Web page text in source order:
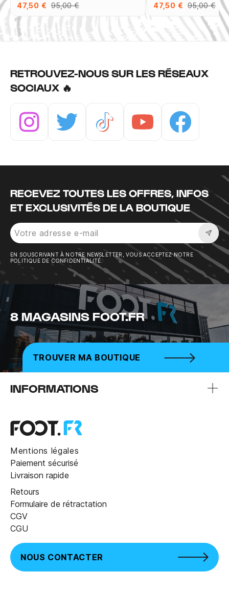
47,50 € 95,00 € 47,50 € 95,00 €
RETROUVEZ-NOUS SUR LES RÉSEAUX
SOCIAUX 🔥
RECEVEZ TOUTES LES OFFRES, INFOS
ET EXCLUSIVITÉS DE LA BOUTIQUE
EN SOUSCRIVANT À NOTRE NEWSLETTER, VOUS ACCEPTEZ NOTRE
POLITIQUE DE CONFIDENTIALITÉ.
8 MAGASINS FOOT.FR
TROUVER MA BOUTIQUE
INFORMATIONS
Mentions légales
Paiement sécurisé
Livraison rapide
Retours
Formulaire de rétractation
CGV
CGU
NOUS CONTACTER